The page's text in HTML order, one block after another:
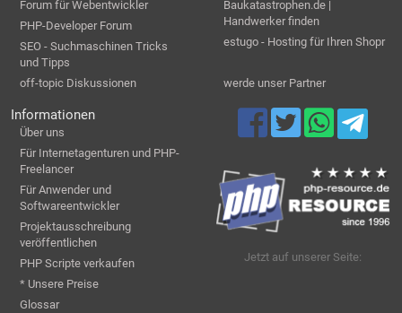
Forum für Webentwickler
PHP-Developer Forum
SEO - Suchmaschinen Tricks
und Tipps
off-topic Diskussionen
Baukatastrophen.de |
Handwerker finden
estugo - Hosting für Ihren Shopr
werde unser Partner
Informationen
Über uns
Für Internetagenturen und PHP-
Freelancer
Für Anwender und
Softwareentwickler
Projektausschreibung
veröffentlichen
PHP Scripte verkaufen
* Unsere Preise
Glossar
Jetzt auf unserer Seite: